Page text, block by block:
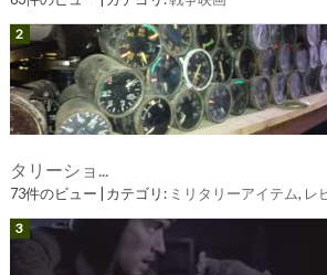
タリーショ...
73件のビュー カテゴリ: ミリタリーアイテム, レ